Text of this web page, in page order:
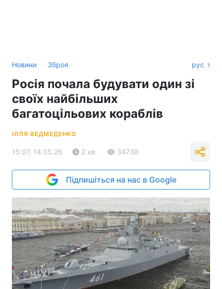
Новини › Зброя рус
Росія почала будувати один зі
своїх найбільших
багатоцільових кораблів
ІЛЛЯ ВЕДМЕДЕНКО
15:07, 14.05.26 2 хв. 34738
Підпишіться на нас в Google